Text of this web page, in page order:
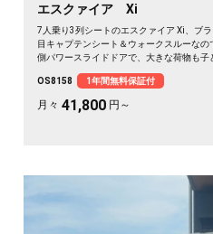
エスクァイア Xi
7人乗り3列シートのエスクァイア Xi、ブ
目キャプテンシート＆ウォークスルーな
側パワースライドドアで、大きな荷物も
ンETCで週末の遠出も快適そのもの。仲間
🚗✨💺🙌。安心の《1年保証付》でお渡しし
OS8158 1年間無料保証付
月々 41,800 円～